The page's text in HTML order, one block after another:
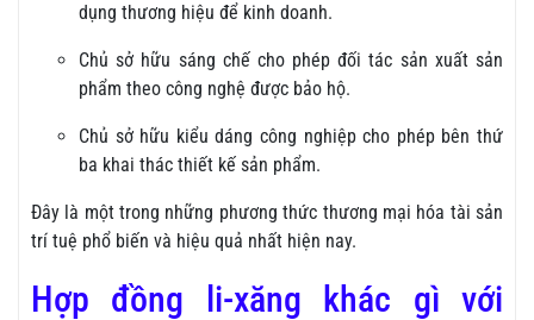
dụng thương hiệu để kinh doanh.
Chủ sở hữu sáng chế cho phép đối tác sản xuất sản
phẩm theo công nghệ được bảo hộ.
Chủ sở hữu kiểu dáng công nghiệp cho phép bên thứ
ba khai thác thiết kế sản phẩm.
Đây là một trong những phương thức thương mại hóa tài sản
trí tuệ phổ biến và hiệu quả nhất hiện nay.
Hợp đồng li-xăng khác gì với